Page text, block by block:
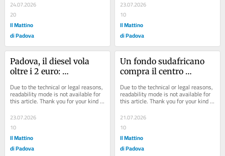
stratagemma per...
24.07.2026
20
Il Mattino
di Padova
23.07.2026
10
Il Mattino
di Padova
Padova, il diesel vola
oltre i 2 euro:
rivedere i contratti
Due to the technical or legal reasons,
readability mode is not available for
this article. Thank you for your kind
23.07.2026
10
Il Mattino
di Padova
Un fondo sudafricano
compra il centro
in Bosco
Due to the technical or legal reasons,
readability mode is not available for
this article. Thank you for your kind
21.07.2026
10
Il Mattino
di Padova